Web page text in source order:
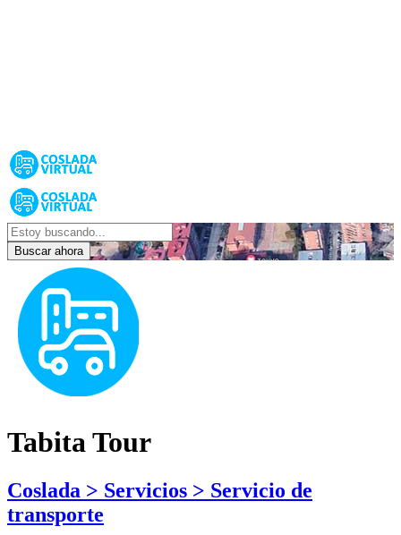
Buscar ahora
Tabita Tour
Coslada > Servicios > Servicio de
transporte